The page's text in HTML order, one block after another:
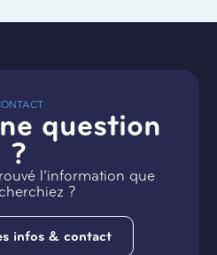
question
?
l’information que
?
infos & contact